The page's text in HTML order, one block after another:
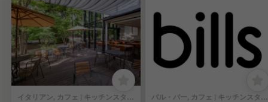
イタリアン, カフェ | キッチンスタッフ バル・バー, カフェ | キッチンスタッフ